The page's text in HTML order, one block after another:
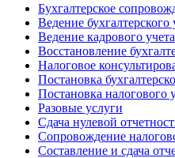
Бухгалтерское
Ведение бухгалтерского
Ведение кадрового учета
Восстановление
Налоговое
Постановка
Постановка налогового
Разовые услуги
Сдача нулевой
Сопровождение
Составление и сдача